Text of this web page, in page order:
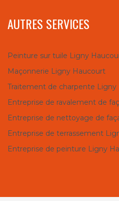
AUTRES SERVICES
Peinture sur tuile Ligny
Maçonnerie Ligny Haucourt
Traitement de charpente Ligny
Entreprise de ravalement de
Entreprise de nettoyage de
Entreprise de terrassement
Entreprise de peinture Ligny